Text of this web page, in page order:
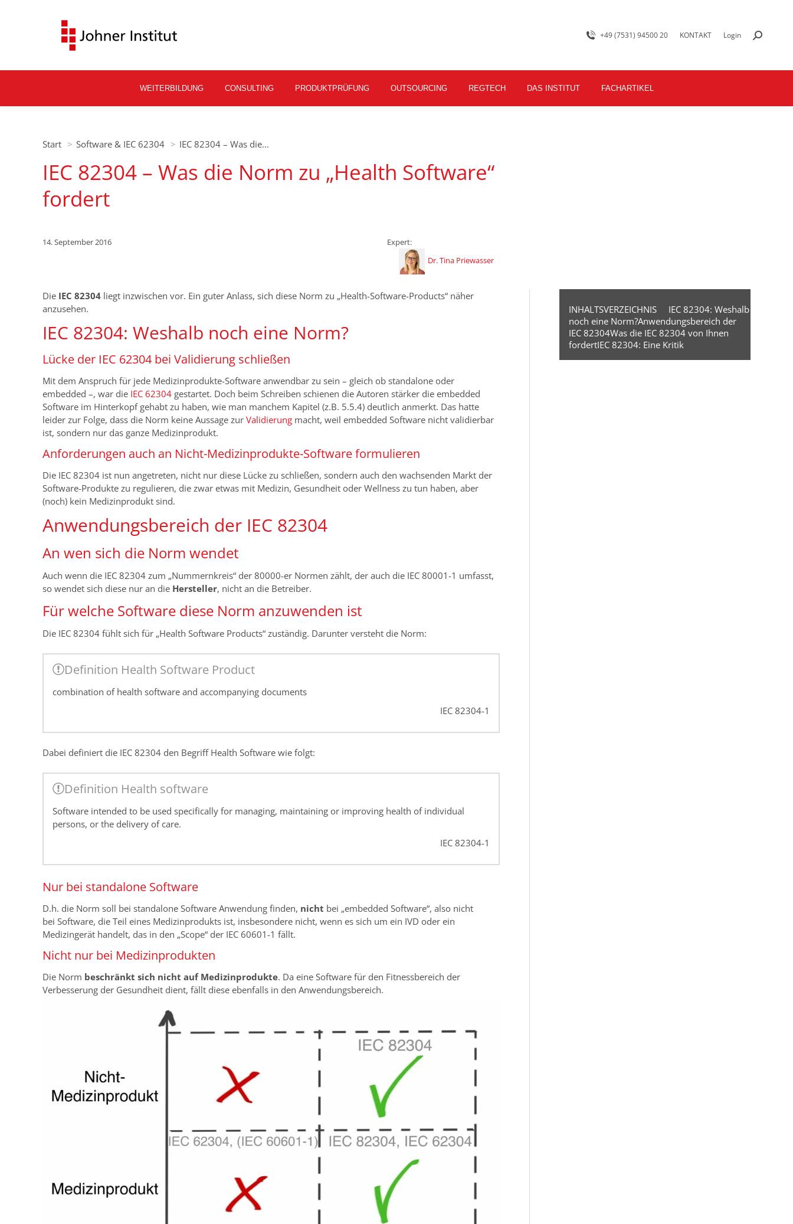
+49 (7531) 94500 20 KONTAKT Login
WEITERBILDUNG CONSULTING PRODUKTPRÜFUNG OUTSOURCING REGTECH DAS INSTITUT FACHARTIKEL
Start
Software & IEC 62304 IEC 82304 – Was die…
IEC 82304 – Was die Norm zu „Health Software“
fordert
14. September 2016
Expert:
Dr. Tina Priewasser
Die IEC 82304 liegt inzwischen vor. Ein guter Anlass, sich diese Norm zu „Health-Software-Products“ näher
anzusehen.
IEC 82304: Weshalb noch eine Norm?
Lücke der IEC 62304 bei Validierung schließen
Mit dem Anspruch für jede Medizinprodukte-Software anwendbar zu sein – gleich ob standalone oder
embedded –, war die IEC 62304 gestartet. Doch beim Schreiben schienen die Autoren stärker die embedded
Software im Hinterkopf gehabt zu haben, wie man manchem Kapitel (z.B. 5.5.4) deutlich anmerkt. Das hatte
leider zur Folge, dass die Norm keine Aussage zur Validierung macht, weil embedded Software nicht validierbar
ist, sondern nur das ganze Medizinprodukt.
Anforderungen auch an Nicht-Medizinprodukte-Software formulieren
Die IEC 82304 ist nun angetreten, nicht nur diese Lücke zu schließen, sondern auch den wachsenden Markt der
Software-Produkte zu regulieren, die zwar etwas mit Medizin, Gesundheit oder Wellness zu tun haben, aber
(noch) kein Medizinprodukt sind.
Anwendungsbereich der IEC 82304
An wen sich die Norm wendet
Auch wenn die IEC 82304 zum „Nummernkreis“ der 80000-er Normen zählt, der auch die IEC 80001-1 umfasst,
so wendet sich diese nur an die Hersteller, nicht an die Betreiber.
Für welche Software diese Norm anzuwenden ist
Die IEC 82304 fühlt sich für „Health Software Products“ zuständig. Darunter versteht die Norm:
Definition Health Software Product
combination of health software and accompanying documents
IEC 82304-1
Dabei definiert die IEC 82304 den Begriff Health Software wie folgt:
Definition Health software
Software intended to be used specifically for managing, maintaining or improving health of individual
persons, or the delivery of care.
IEC 82304-1
Nur bei standalone Software
D.h. die Norm soll bei standalone Software Anwendung finden, nicht bei „embedded Software“, also nicht
bei Software, die Teil eines Medizinprodukts ist, insbesondere nicht, wenn es sich um ein IVD oder ein
Medizingerät handelt, das in den „Scope“ der IEC 60601-1 fällt.
Nicht nur bei Medizinprodukten
Die Norm beschränkt sich nicht auf Medizinprodukte. Da eine Software für den Fitnessbereich der
Verbesserung der Gesundheit dient, fällt diese ebenfalls in den Anwendungsbereich.
INHALTSVERZEICHNIS
IEC 82304: Weshalb
noch eine Norm?Anwendungsbereich der
IEC 82304Was die IEC 82304 von Ihnen
fordertIEC 82304: Eine Kritik